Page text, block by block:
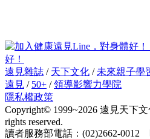
好！
遠見雜誌 / 天下文化 / 未來親子學
遠見 / 50+ /領導影響力學院
隱私權政策
Copyright© 1999~2026 遠見天下
rights reserved.
讀者服務部電話：(02)2662-0012